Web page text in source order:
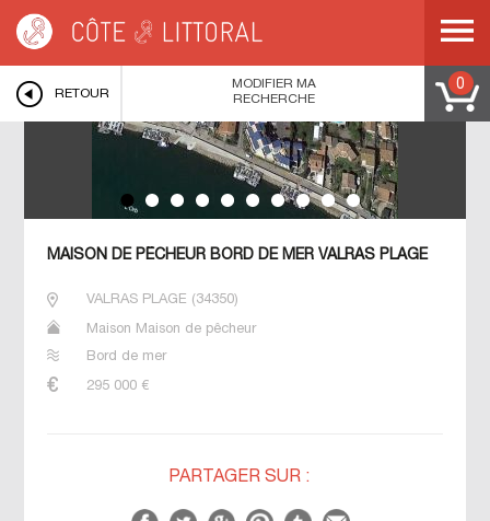
ROUSSILLON> HERAULT VALRAS PLAGE
MAISON DE PêCHEUR BORD DE
MER VALRAS PLAGE
RETOUR
0
MODIFIER MA
RECHERCHE
MAISON DE PÊCHEUR BORD DE MER VALRAS PLAGE
VALRAS PLAGE (34350)
Maison Maison de pêcheur
Bord de mer
295 000€
PARTAGER SUR :